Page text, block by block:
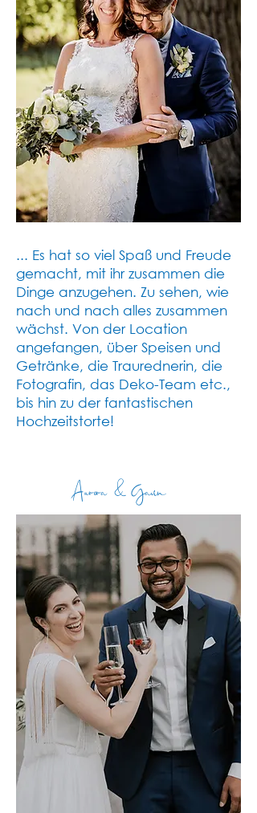
Aurora & Gavin
... Es hat so viel Spaß und Freude
gemacht, mit ihr zusammen die
Dinge anzugehen. Zu sehen, wie
nach und nach alles zusammen
wächst. Von der Location
angefangen, über Speisen und
Getränke, die Traurednerin, die
Fotografin, das Deko-Team etc.,
bis hin zu der fantastischen
Hochzeitstorte!